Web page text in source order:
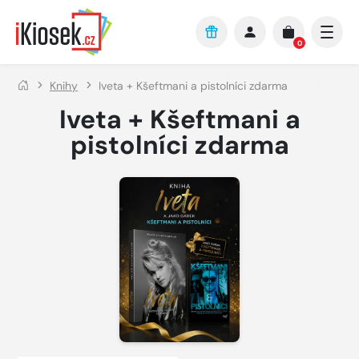
Přejít na hlavní obsah
0
Knihy Iveta + Kšeftmani a pistolníci zdarma
Iveta + Kšeftmani a
pistolníci zdarma